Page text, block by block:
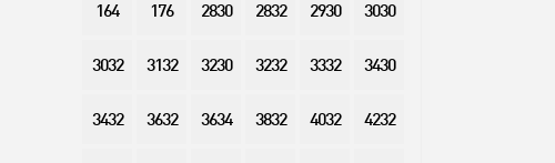
164 176 2830 2832 2930 3030
3032 3132 3230 3232 3332 3430
3432 3632 3634 3832 4032 4232